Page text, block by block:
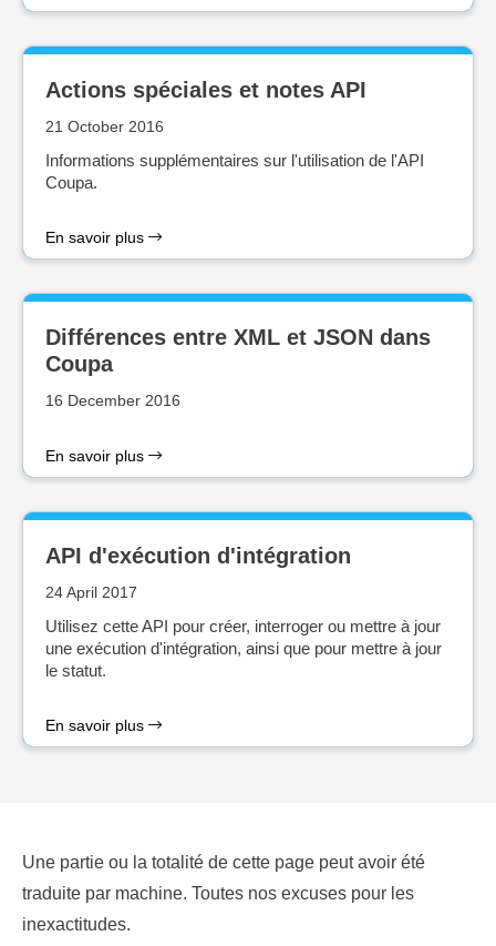
Actions spéciales et notes API
21 October 2016
Informations supplémentaires sur l'utilisation de l'API
Coupa.
En savoir plus
Différences entre XML et JSON dans
Coupa
16 December 2016
En savoir plus
API d'exécution d'intégration
24 April 2017
Utilisez cette API pour créer, interroger ou mettre à jour
une exécution d'intégration, ainsi que pour mettre à jour
le statut.
En savoir plus
Une partie ou la totalité de cette page peut avoir été
traduite par machine. Toutes nos excuses pour les
inexactitudes.